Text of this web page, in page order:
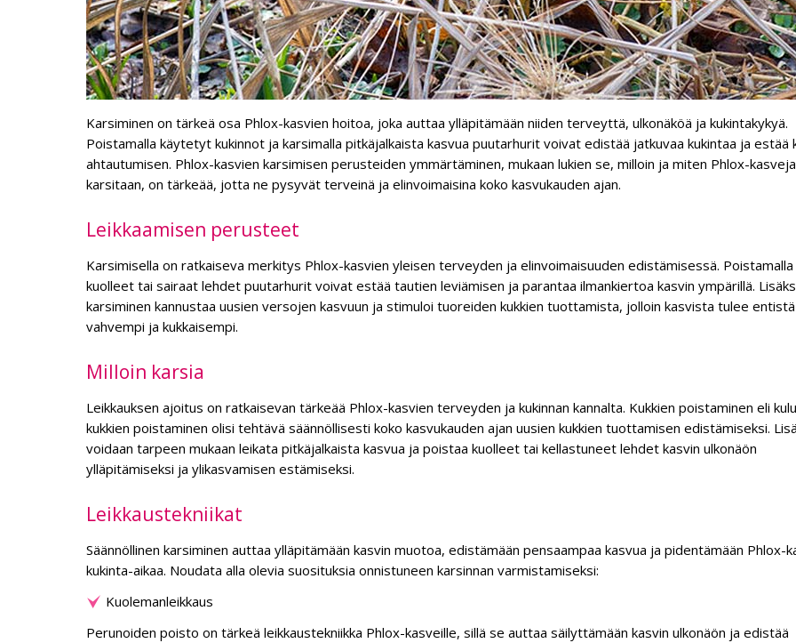
Karsiminen on tärkeä osa Phlox-kasvien hoitoa, joka auttaa ylläpitämään niiden terveyttä, ulkonäköä ja kukintakykyä.
Poistamalla käytetyt kukinnot ja karsimalla pitkäjalkaista kasvua puutarhurit voivat edistää jatkuvaa kukintaa ja estää
ahtautumisen. Phlox-kasvien karsimisen perusteiden ymmärtäminen, mukaan lukien se, milloin ja miten Phlox-kasveja
karsitaan, on tärkeää, jotta ne pysyvät terveinä ja elinvoimaisina koko kasvukauden ajan.
Leikkaamisen perusteet
Karsimisella on ratkaiseva merkitys Phlox-kasvien yleisen terveyden ja elinvoimaisuuden edistämisessä. Poistamalla
kuolleet tai sairaat lehdet puutarhurit voivat estää tautien leviämisen ja parantaa ilmankiertoa kasvin ympärillä.
karsiminen kannustaa uusien versojen kasvuun ja stimuloi tuoreiden kukkien tuottamista, jolloin kasvista tulee entistä
vahvempi ja kukkaisempi.
Milloin karsia
Leikkauksen ajoitus on ratkaisevan tärkeää Phlox-kasvien terveyden ja kukinnan kannalta. Kukkien poistaminen eli
kukkien poistaminen olisi tehtävä säännöllisesti koko kasvukauden ajan uusien kukkien tuottamisen edistämiseksi.
voidaan tarpeen mukaan leikata pitkäjalkaista kasvua ja poistaa kuolleet tai kellastuneet lehdet kasvin ulkonäön
ylläpitämiseksi ja ylikasvamisen estämiseksi.
Leikkaustekniikat
Säännöllinen karsiminen auttaa ylläpitämään kasvin muotoa, edistämään pensaampaa kasvua ja pidentämään Phlox-
kukinta-aikaa. Noudata alla olevia suosituksia onnistuneen karsinnan varmistamiseksi:
Kuolemanleikkaus
Perunoiden poisto on tärkeä leikkaustekniikka Phlox-kasveille, sillä se auttaa säilyttämään kasvin ulkonäön ja edistää